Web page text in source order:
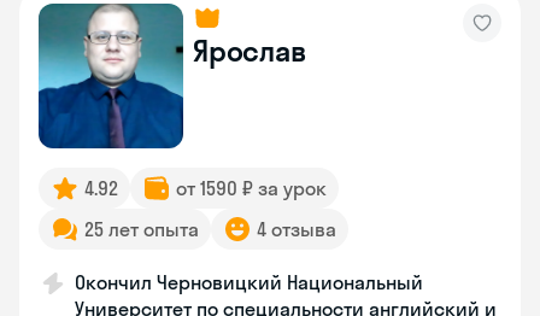
Ярослав
4.92
от 1590 ₽ за урок
25 лет опыта
4 отзыва
Окончил Черновицкий Национальный
Университет по специальности английский и